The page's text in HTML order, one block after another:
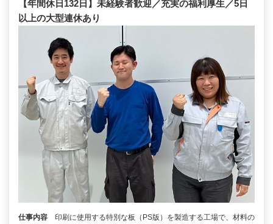
【年間休日132日】未経験者歓迎／充実の福利厚生／5日
以上の大型連休あり
仕事内容
印刷に使用する特別な板（PS版）を製造する工場で、材料の